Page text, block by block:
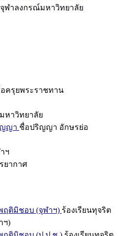
ฬาลงกรณ์มหาวิทยาลัย
อครุยพระราชทาน
หาวิทยาลัย
ญา ชื่อปริญญา อักษรย่อ
ฯ
ยากาศ
ฤติมิชอบ (จุฬาฯ) ร้องเรียนทุจริต
ฯ)